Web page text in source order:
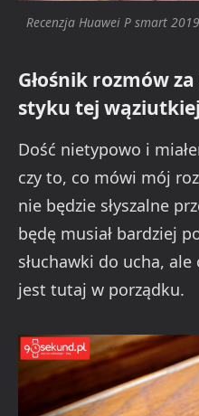
Recenzja Huawei P smart
Głośnik rozmów
styku tej
Dość nietypowo i
czy to, co mówi mój
nie będzie słyszalne
będę musiał bardziej
słuchawki do ucha, ale
jest tutaj w porządku.